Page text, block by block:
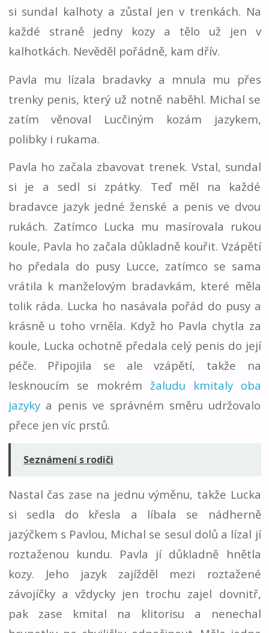
si sundal kalhoty a zůstal jen v trenkách. Na
každé straně jedny kozy a tělo už jen v
kalhotkách. Nevěděl pořádně, kam dřív.
Pavla mu lízala bradavky a mnula mu přes
trenky penis, který už notně naběhl. Michal se
zatím věnoval Lucčiným kozám jazykem,
polibky i rukama.
Pavla ho začala zbavovat trenek. Vstal, sundal
si je a sedl si zpátky. Teď měl na každé
bradavce jazyk jedné ženské a penis ve dvou
rukách. Zatímco Lucka mu masírovala rukou
koule, Pavla ho začala důkladně kouřit. Vzápětí
ho předala do pusy Lucce, zatímco se sama
vrátila k manželovým bradavkám, které měla
tolik ráda. Lucka ho nasávala pořád do pusy a
krásně u toho vrněla. Když ho Pavla chytla za
koule, Lucka ochotně předala celý penis do její
péče. Připojila se ale vzápětí, takže na
lesknoucím se mokrém žaludu kmitaly oba
jazykya penis ve správném směru udržovalo
přece jen víc prstů.
Seznámení s rodiči
Nastal čas zase na jednu výměnu, takže Lucka
si sedla do křesla a líbala se nádherně
jazýčkem s Pavlou, Michal se sesul dolů a lízal jí
roztaženou kundu. Pavla jí důkladně hnětla
kozy. Jeho jazyk zajížděl mezi roztažené
závojíčky a vždycky jen trochu zajel dovnitř,
pak zase kmital na klitorisu a nenechal